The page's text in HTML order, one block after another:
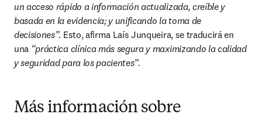
un acceso rápido a información actualizada, creíble y
basada en la evidencia; y unificando la toma de
decisiones”. Esto, afirma Laís Junqueira, se traducirá en
una “práctica clínica más segura y maximizando la calidad
y seguridad para los pacientes”.
Más información sobre